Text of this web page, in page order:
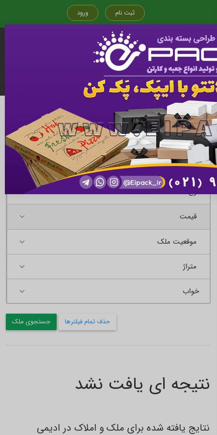
ثبت نام ورود
قیمت
موقعیت ملک
متراژ
جستجوی ملک حذف تمام فیلترها
نتیجه ای یافت نشد
نتایج یافته شده برای ملک و املاک در ادیمی